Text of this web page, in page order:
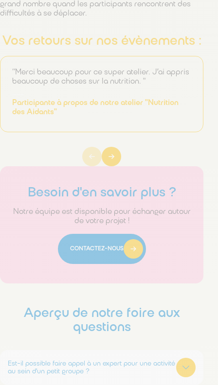
grand nombre quand les participants rencontrent des
difficultés à se déplacer.
Vos retours sur nos évènements :
“Merci beaucoup pour ce super atelier. J’ai appris
beaucoup de choses sur la nutrition. "
Participante à propos de notre atelier "Nutrition
des Aidants"
Besoin d'en savoir plus ?
Notre équipe est disponible pour échanger autour
de votre projet !
CONTACTEZ-NOUS
Aperçu de notre foire aux
questions
Est-il possible faire appel à un expert pour une activité
au sein d’un petit groupe ?